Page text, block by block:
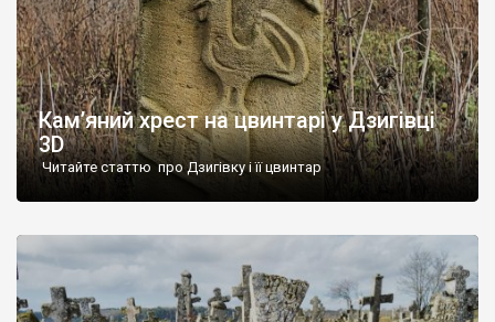
Кам’яний хрест на цвинтарі у Дзигівці
3D
Читайте статтю про Дзигівку і її цвинтар